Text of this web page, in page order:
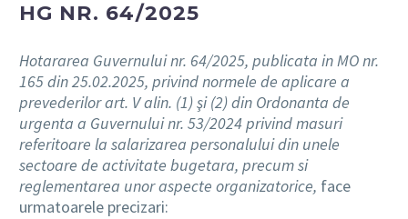
HG NR. 64/2025
Hotararea Guvernului nr. 64/2025, publicata in MO nr.
165 din 25.02.2025, privind normele de aplicare a
prevederilor art. V alin. (1) şi (2) din Ordonanta de
urgenta a Guvernului nr. 53/2024 privind masuri
referitoare la salarizarea personalului din unele
sectoare de activitate bugetara, precum si
reglementarea unor aspecte organizatorice, face
urmatoarele precizari: